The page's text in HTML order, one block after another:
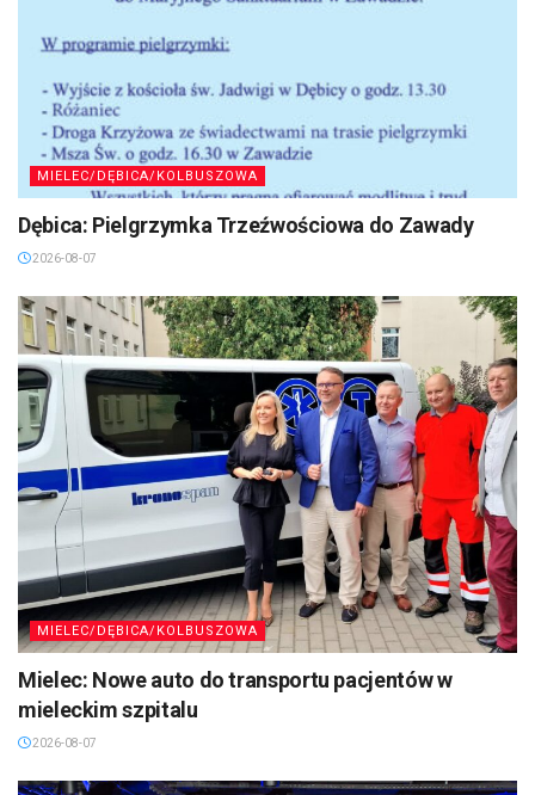
MIELEC/DĘBICA/KOLBUSZOWA
Dębica: Pielgrzymka Trzeźwościowa do Zawady
2026-08-07
MIELEC/DĘBICA/KOLBUSZOWA
Mielec: Nowe auto do transportu pacjentów w
mieleckim szpitalu
2026-08-07